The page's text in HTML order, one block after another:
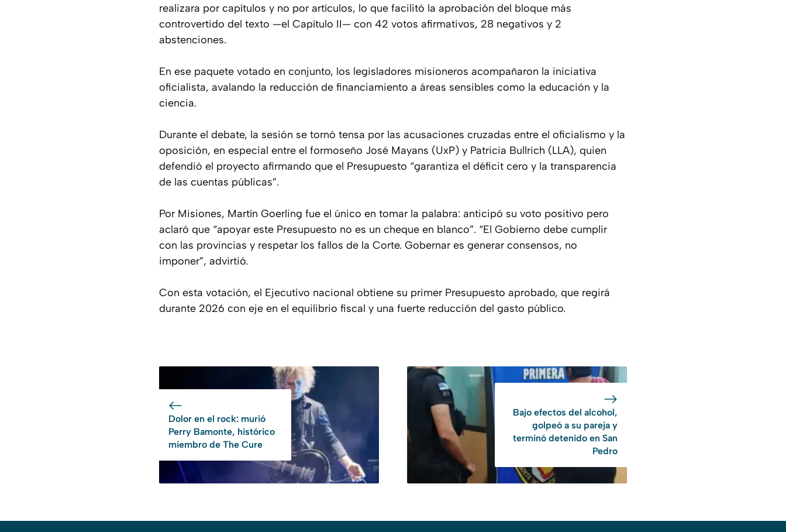
realizara por capítulos y no por artículos, lo que facilitó la aprobación del bloque más
controvertido del texto —el Capítulo II— con 42 votos afirmativos, 28 negativos y 2
abstenciones.
En ese paquete votado en conjunto, los legisladores misioneros acompañaron la iniciativa
oficialista, avalando la reducción de financiamiento a áreas sensibles como la educación y la
ciencia.
Durante el debate, la sesión se tornó tensa por las acusaciones cruzadas entre el oficialismo y la
oposición, en especial entre el formoseño José Mayans (UxP) y Patricia Bullrich (LLA), quien
defendió el proyecto afirmando que el Presupuesto “garantiza el déficit cero y la transparencia
de las cuentas públicas”.
Por Misiones, Martín Goerling fue el único en tomar la palabra: anticipó su voto positivo pero
aclaró que “apoyar este Presupuesto no es un cheque en blanco”. “El Gobierno debe cumplir
con las provincias y respetar los fallos de la Corte. Gobernar es generar consensos, no
imponer”, advirtió.
Con esta votación, el Ejecutivo nacional obtiene su primer Presupuesto aprobado, que regirá
durante 2026 con eje en el equilibrio fiscal y una fuerte reducción del gasto público.
Dolor en el rock: murió
Perry Bamonte, histórico
miembro de The Cure
Bajo efectos del alcohol,
golpeó a su pareja y
terminó detenido en San
Pedro